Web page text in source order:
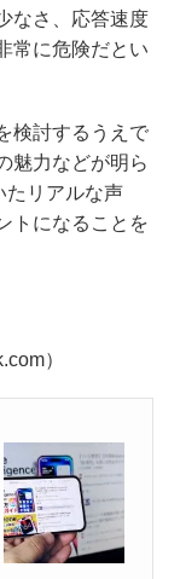
なさ、応答速度
常に危険だとい
検討するうえで
魅力などが明ら
たリアルな声
トになることを
）